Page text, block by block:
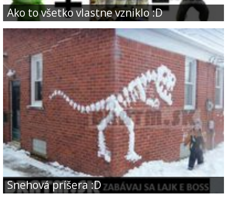
Ako to všetko vlastne vzniklo :D
Snehová príšera :D